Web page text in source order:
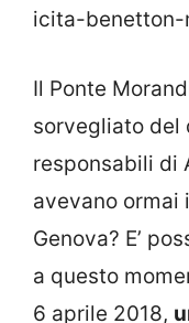
icita-benetton-
Il Ponte
sorvegliato del
responsabili di
avevano
Genova? E’
a questo
6 aprile 2018,